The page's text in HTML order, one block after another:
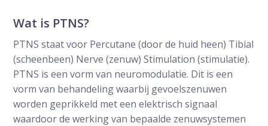
Wat is PTNS?
PTNS staat voor Percutane (door de huid heen) Tibial
(scheenbeen) Nerve (zenuw) Stimulation (stimulatie).
PTNS is een vorm van neuromodulatie. Dit is een
vorm van behandeling waarbij gevoelszenuwen
worden geprikkeld met een elektrisch signaal
waardoor de werking van bepaalde zenuwsystemen